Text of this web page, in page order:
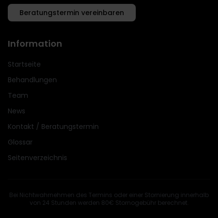
Beratungstermin vereinbaren
Information
Startseite
Behandlungen
Team
News
Kontakt / Beratungstermin
Glossar
Seitenverzeichnis
Bei Nichtwahrnehmen des Termins oder einer Stornierung innerhalb
von 24 Stunden werden 80€ Stornogebühr berechnet.